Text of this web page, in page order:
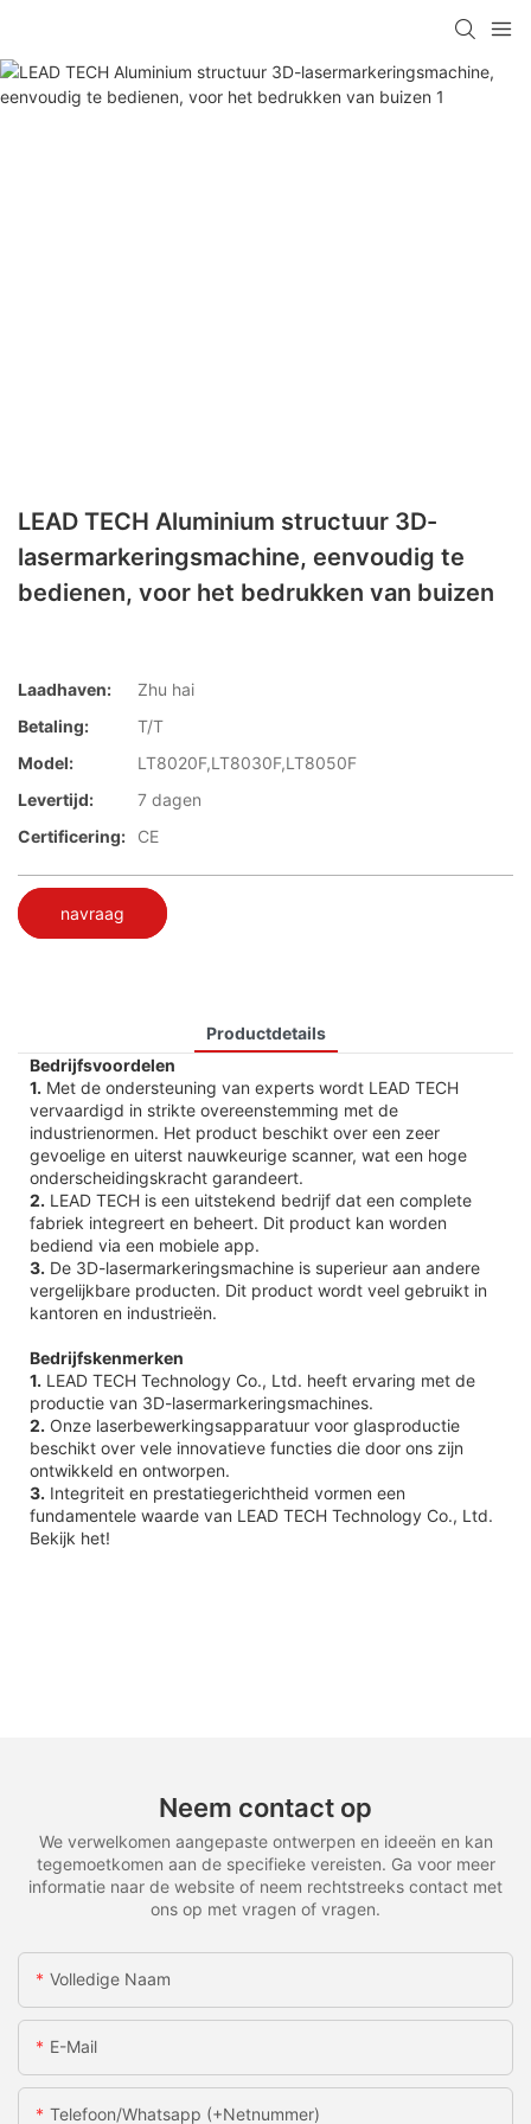
LEAD TECH Aluminium structuur 3D-
lasermarkeringsmachine, eenvoudig te
bedienen, voor het bedrukken van buizen
Laadhaven:
Zhu hai
Betaling:
T/T
Model:
LT8020F,LT8030F,LT8050F
Levertijd:
7 dagen
Certificering:
CE
navraag
Productdetails
Bedrijfsvoordelen
1. Met de ondersteuning van experts wordt LEAD TECH
vervaardigd in strikte overeenstemming met de
industrienormen. Het product beschikt over een zeer
gevoelige en uiterst nauwkeurige scanner, wat een hoge
onderscheidingskracht garandeert.
2. LEAD TECH is een uitstekend bedrijf dat een complete
fabriek integreert en beheert. Dit product kan worden
bediend via een mobiele app.
3. De 3D-lasermarkeringsmachine is superieur aan andere
vergelijkbare producten. Dit product wordt veel gebruikt in
kantoren en industrieën.
Bedrijfskenmerken
1. LEAD TECH Technology Co., Ltd. heeft ervaring met de
productie van 3D-lasermarkeringsmachines.
2. Onze laserbewerkingsapparatuur voor glasproductie
beschikt over vele innovatieve functies die door ons zijn
ontwikkeld en ontworpen.
3. Integriteit en prestatiegerichtheid vormen een
fundamentele waarde van LEAD TECH Technology Co., Ltd.
Bekijk het!
Neem contact op
We verwelkomen aangepaste ontwerpen en ideeën en kan
tegemoetkomen aan de specifieke vereisten. Ga voor meer
informatie naar de website of neem rechtstreeks contact met
ons op met vragen of vragen.
Volledige Naam
E-Mail
Telefoon/whatsapp (+netnummer)